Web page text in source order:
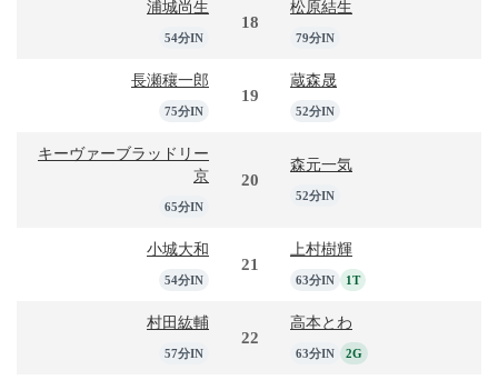
浦城尚生
54分IN
18
松原結生
79分IN
長瀬穰一郎
75分IN
19
蔵森晟
52分IN
キーヴァーブラッドリー
京
65分IN
20
森元一気
52分IN
小城大和
54分IN
21
上村樹輝
63分IN 1T
村田紘輔
57分IN
22
高本とわ
63分IN 2G